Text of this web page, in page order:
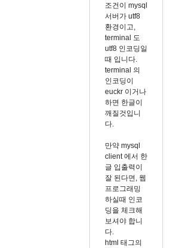
조건이 mysql
서버가 utf8
환경이고,
terminal 도
utf8 인코딩일
때 입니다.
terminal 의
인코딩이
euckr 이거나
하면 한글이
깨질것입니
다.
만약 mysql
client 에서 한
글 입출력이
잘 된다면, 웹
프로그래밍
하실때 인코
딩을 체크해
보셔야 합니
다.
html 태그의